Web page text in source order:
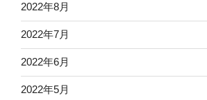
2022年8月
2022年7月
2022年6月
2022年5月